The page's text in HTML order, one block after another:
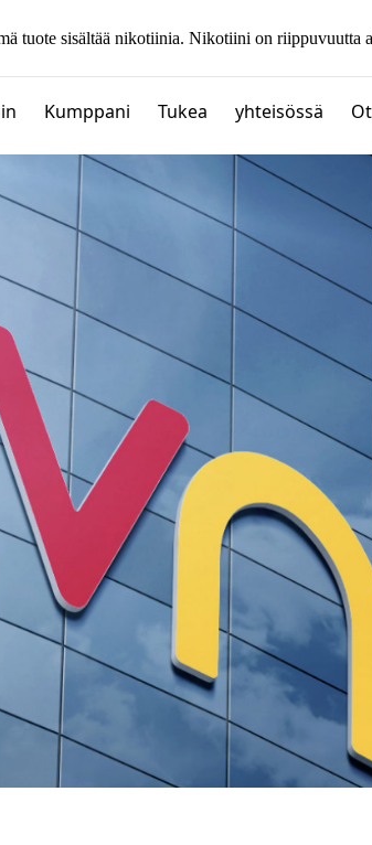
tuote sisältää nikotiinia. Nikotiini on
Pioneeri
Lue lisää
Kumppani Tukea yhteisössä